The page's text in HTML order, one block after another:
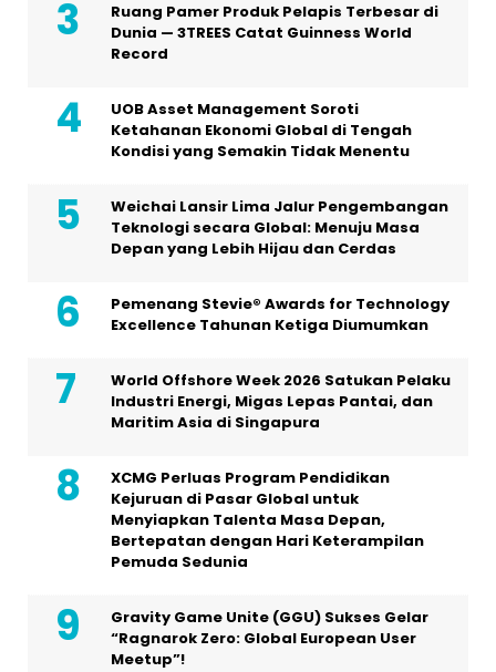
Ruang Pamer Produk Pelapis Terbesar di
Dunia — 3TREES Catat Guinness World
Record
UOB Asset Management Soroti
Ketahanan Ekonomi Global di Tengah
Kondisi yang Semakin Tidak Menentu
Weichai Lansir Lima Jalur Pengembangan
Teknologi secara Global: Menuju Masa
Depan yang Lebih Hijau dan Cerdas
Pemenang Stevie® Awards for Technology
Excellence Tahunan Ketiga Diumumkan
World Offshore Week 2026 Satukan Pelaku
Industri Energi, Migas Lepas Pantai, dan
Maritim Asia di Singapura
XCMG Perluas Program Pendidikan
Kejuruan di Pasar Global untuk
Menyiapkan Talenta Masa Depan,
Bertepatan dengan Hari Keterampilan
Pemuda Sedunia
Gravity Game Unite (GGU) Sukses Gelar
“Ragnarok Zero: Global European User
Meetup”!